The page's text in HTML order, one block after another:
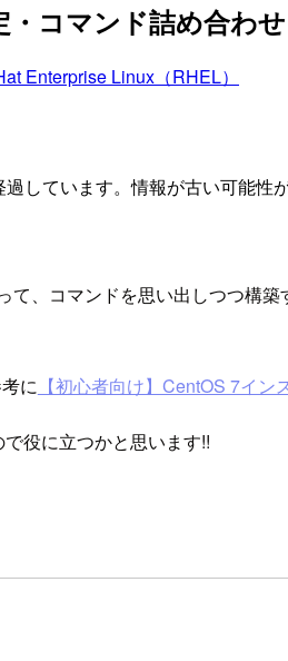
・コマンド詰め合わせ
Enterprise Linux（RHEL）
しています。情報が古い可能性
て、コマンドを思い出しつつ構
に 【初心者向け】CentOS 7イ
役に立つかと思います!!